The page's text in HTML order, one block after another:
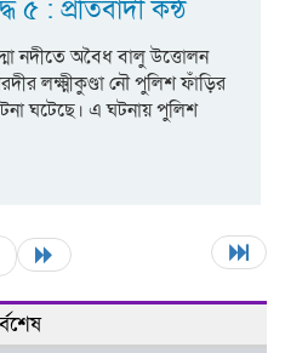
৫ : প্রতিবাদী কন্ঠ
নদীতে অবৈধ বালু উত্তোলন
লক্ষ্মীকুণ্ডা নৌ পুলিশ ফাঁড়ির
ঘটেছে। এ ঘটনায় পুলিশ